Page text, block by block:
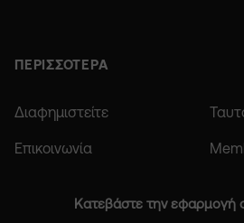
ΠΕΡΙΣΣΟΤΕΡΑ
Διαφημιστείτε
Επικοινωνία
Κατεβάστε την εφαρμογή